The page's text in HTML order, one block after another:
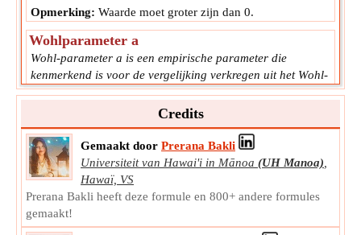
Opmerking: Waarde moet groter zijn dan 0.
Wohlparameter a
Wohl-parameter a is een empirische parameter die
kenmerkend is voor de vergelijking verkregen uit het Wohl-
model van echt gas.
Meting:NA
Eenheid:
Unitless
Opmerking:Waarde kan positief of negatief zijn.
Kritische druk voor het Peng Robinson-model
De kritische druk voor het Peng Robinson-model is de
minimale druk die nodig is om een stof bij de kritische
Credits
Gemaakt door Prerana Bakli
Universiteit van Hawai'i in Mānoa (UH Manoa)
Hawaï, VS
Prerana Bakli heeft deze formule en 800+ andere formules
gemaakt!